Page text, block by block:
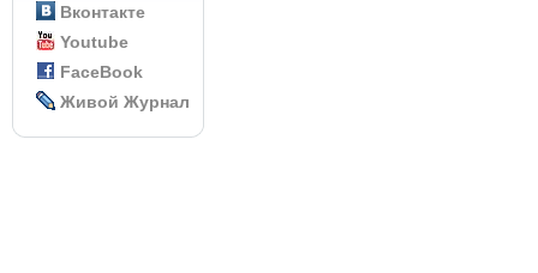
Вконтакте
Youtube
FaceBook
Живой Журнал